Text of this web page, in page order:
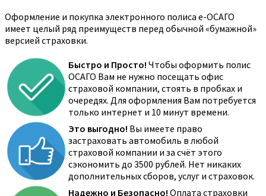
Оформление и покупка электронного полиса е-ОСАГО
имеет целый ряд преимуществ перед обычной «бумажной»
версией страховки.
Быстро и Просто! Чтобы оформить полис
ОСАГО Вам не нужно посещать офис
страховой компании, стоять в пробках и
очередях. Для оформления Вам потребуется
только интернет и 10 минут времени.
Это выгодно! Вы имеете право
застраховать автомобиль в любой
страховой компании и за счёт этого
сэкономить до 3500 рублей. Нет никаких
дополнительных сборов, услуг и страховок.
Надежно и Безопасно! Оплата страховки